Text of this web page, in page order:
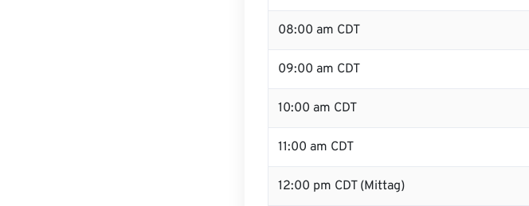
08:00 am CDT
09:00 am CDT
10:00 am CDT
11:00 am CDT
12:00 pm CDT (Mittag)